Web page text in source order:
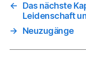
←
Das nächste
Leidenschaft
→
Neuzugänge